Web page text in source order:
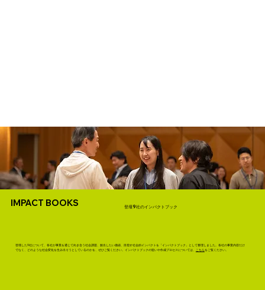
IMPACT BOOKS 登壇9社のインパクトブック
登壇した9社について、各社が事業を通じて向き合う社会課題、創出したい価値、目指す社会的インパクトを「インパクトブック」として整理しました。各社の事業内容だけ
でなく、どのような社会変化を生み出そうとしているのかを、ぜひご覧ください。インパクトブックの狙いや作成プロセスについては、 こちらをご覧ください。